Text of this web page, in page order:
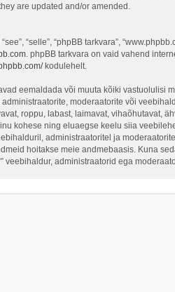
are updated and/or amended.
“selle”, “phpBB tarkvara”,
. phpBB tarkvara on vaid vahend
kodulehelt.
eemaldada või muuta kõiki
moderaatorite või
roppu, labast, laimavat, vihaõhutavat,
kohese ning eluaegse keelu siia
administraatoritel ja
hoitakse meie andmebaasis. Kuna
veebihaldur, administraatorid ega